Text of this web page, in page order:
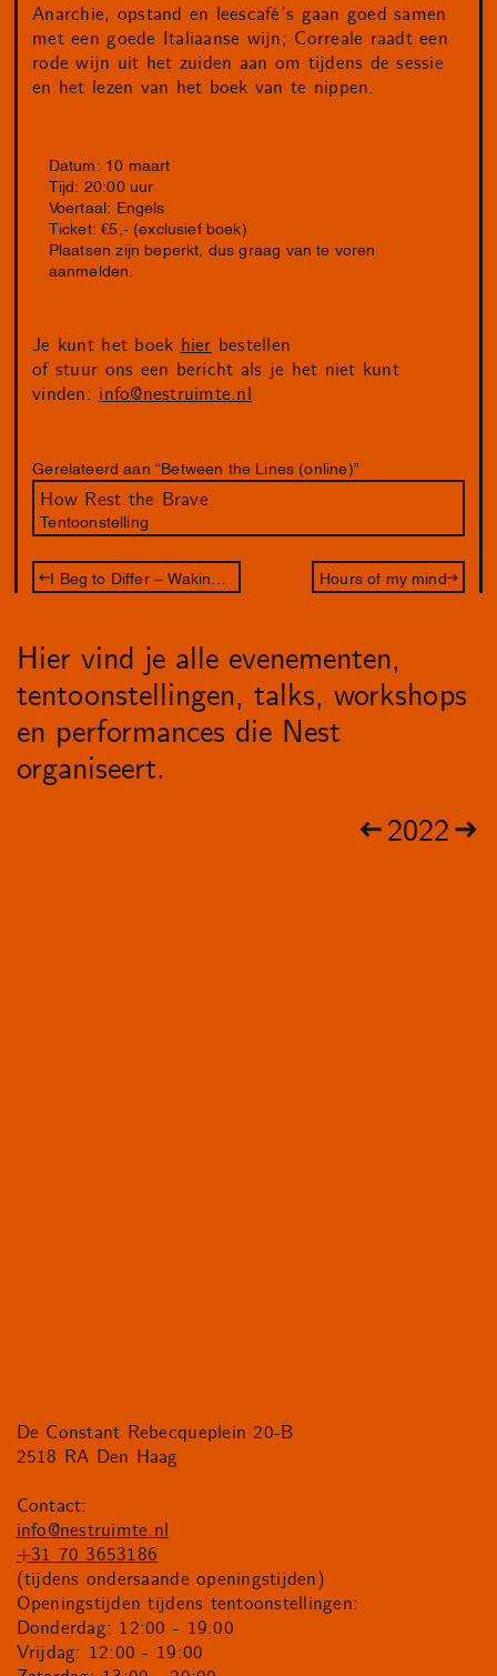
Anarchie, opstand en leescafé’s gaan goed samen
met een goede Italiaanse wijn; Correale raadt een
rode wijn uit het zuiden aan om tijdens de sessie
en het lezen van het boek van te nippen.
Datum: 10 maart
Tijd: 20:00 uur
Voertaal: Engels
Ticket: €5,- (exclusief boek)
Plaatsen zijn beperkt, dus graag van te voren
aanmelden.
Je kunt het boek hier bestellen
of stuur ons een bericht als je het niet kunt
vinden: info@nestruimte.nl
Gerelateerd aan “Between the Lines (online)”
How Rest the Brave
Tentoonstelling
Hours of my mind
Hier vind je alle evenementen,
tentoonstellingen, talks, workshops
en performances die Nest
organiseert.
2022
De Constant Rebecqueplein 20-B
2518 RA Den Haag
Contact:
info@nestruimte.nl
+31 70 3653186
(tijdens ondersaande openingstijden)
Openingstijden tijdens tentoonstellingen:
Donderdag: 12:00 - 19:00
Vrijdag: 12:00 - 19:00